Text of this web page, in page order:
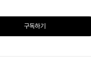
구독하기